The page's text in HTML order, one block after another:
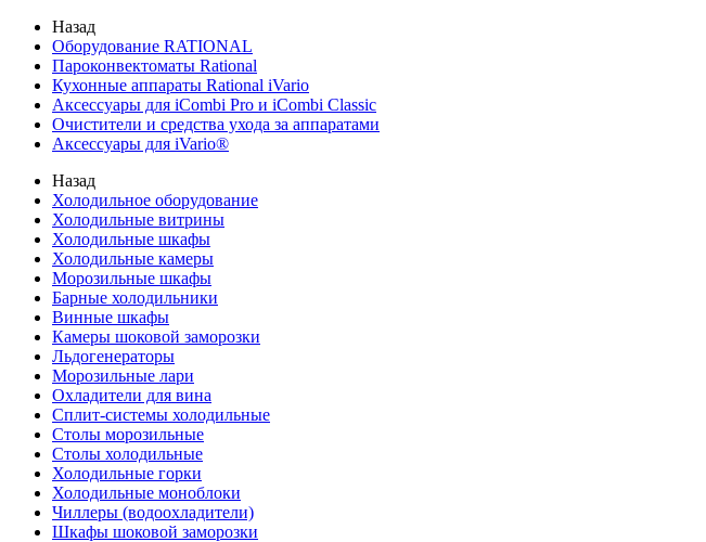
Назад
Оборудование RATIONAL
Пароконвектоматы Rational
Кухонные аппараты Rational iVario
Аксессуары для iCombi Pro и iCombi Classic
Очистители и средства ухода за аппаратами
Аксессуары для iVario®
Назад
Холодильное оборудование
Холодильные витрины
Холодильные шкафы
Холодильные камеры
Морозильные шкафы
Барные холодильники
Винные шкафы
Камеры шоковой заморозки
Льдогенераторы
Морозильные лари
Охладители для вина
Сплит-системы холодильные
Столы морозильные
Столы холодильные
Холодильные горки
Холодильные моноблоки
Чиллеры (водоохладители)
Шкафы шоковой заморозки